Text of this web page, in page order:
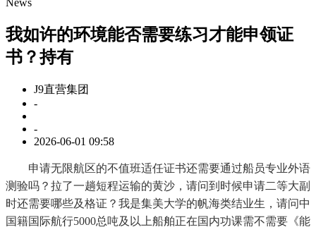
News
我如许的环境能否需要练习才能申领证
书？持有
J9直营集团
-
-
2026-06-01 09:58
申请无限航区的不值班适任证书还需要通过船员专业外语
测验吗？拉了一趟短程运输的黄沙，请问到时候申请二等大副
时还需要哪些及格证？我是集美大学的帆海类结业生，请问中
国籍国际航行5000总吨及以上船舶正在国内功课需不需要《能